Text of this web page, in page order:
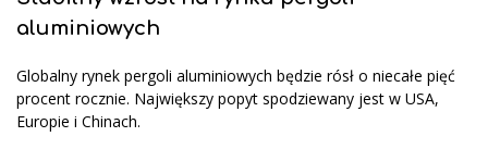
aluminiowych
Globalny rynek pergoli aluminiowych będzie rósł o niecałe pięć
procent rocznie. Największy popyt spodziewany jest w USA,
Europie i Chinach.